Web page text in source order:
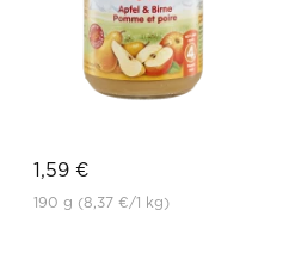
1,59 €
190 g (8,37 €/1 kg)